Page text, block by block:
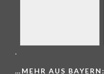
.
…MEHR AUS BAYERN: